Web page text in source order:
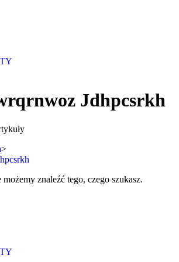
Jdhpcsrkh
>
znaleźć tego, czego szukasz.